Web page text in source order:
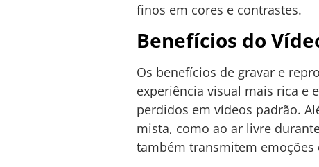
finos em cores e contrastes.
Benefícios do
Os benefícios de gravar e
experiência visual mais rica e
perdidos em vídeos padrão.
mista, como ao ar livre
também transmitem emoções